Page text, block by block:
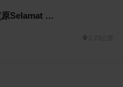
那間茶室東南亞料理 (原Selamat datang)